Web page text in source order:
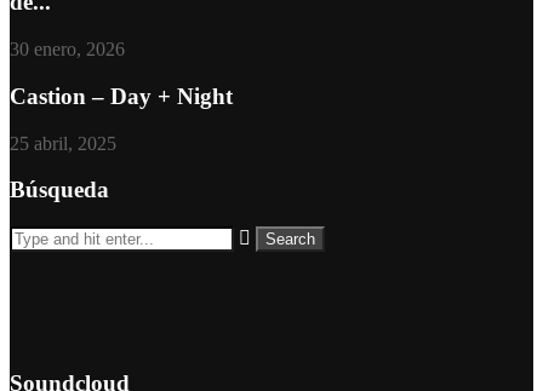
30 enero, 2026
Castion – Day + Night
25 abril, 2025
Búsqueda
Soundcloud